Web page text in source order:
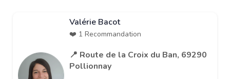
Valérie Bacot
❤️ 1 Recommandation
📍 Route de la Croix du Ban, 69290
Pollionnay